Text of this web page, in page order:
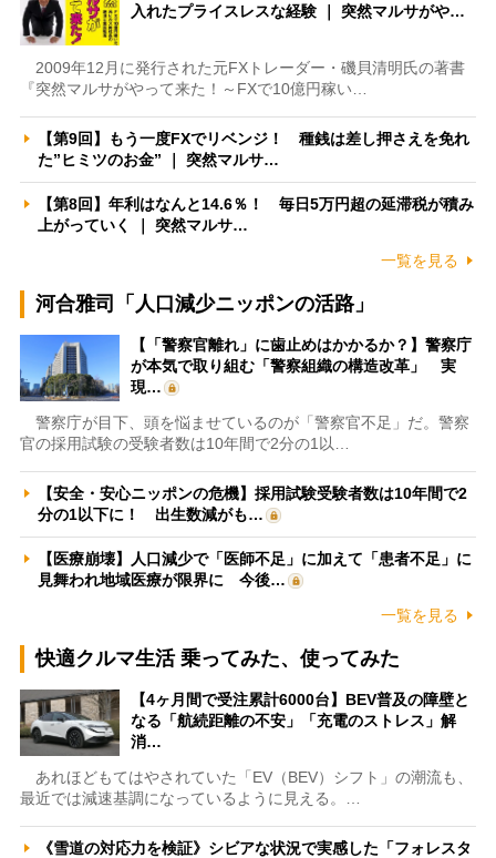
入れたプライスレスな経験 ｜ 突然マルサがや…
2009年12月に発行された元FXトレーダー・磯貝清明氏の著書
『突然マルサがやって来た！～FXで10億円稼い…
【第9回】もう一度FXでリベンジ！ 種銭は差し押さえを免れ
た”ヒミツのお金” ｜ 突然マルサ…
【第8回】年利はなんと14.6％！ 毎日5万円超の延滞税が積み
上がっていく ｜ 突然マルサ…
一覧を見る
河合雅司「人口減少ニッポンの活路」
【「警察官離れ」に歯止めはかかるか？】警察庁
が本気で取り組む「警察組織の構造改革」 実
現…
警察庁が目下、頭を悩ませているのが「警察官不足」だ。警察
官の採用試験の受験者数は10年間で2分の1以…
【安全・安心ニッポンの危機】採用試験受験者数は10年間で2
分の1以下に！ 出生数減がも…
【医療崩壊】人口減少で「医師不足」に加えて「患者不足」に
見舞われ地域医療が限界に 今後…
一覧を見る
快適クルマ生活 乗ってみた、使ってみた
【4ヶ月間で受注累計6000台】BEV普及の障壁と
なる「航続距離の不安」「充電のストレス」解
消…
あれほどもてはやされていた「EV（BEV）シフト」の潮流も、
最近では減速基調になっているように見える。…
《雪道の対応力を検証》シビアな状況で実感した「フォレスタ